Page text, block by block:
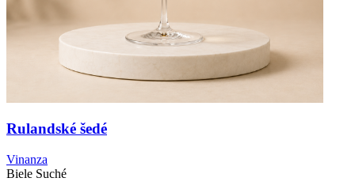
Rulandské šedé
Vinanza
Biele Suché